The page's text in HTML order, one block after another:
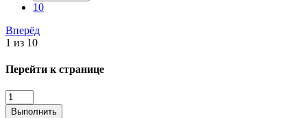
10
Вперёд
1 из 10
Перейти к странице
Выполнить